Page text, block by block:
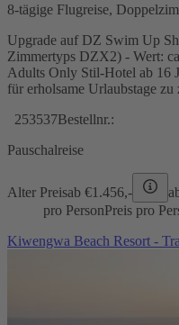
8-tägige Flugreise,
Upgrade auf DZ Swim Up
Zimmertyps DZX2) - Wert:
Adults Only Stil-Hotel ab 16
für erholsame Urlaubstage zu
253537Bestellnr.:
Pauschalreise
Alter Preisab €1.456,-
pro PersonPreis pro
Kiwengwa Beach Resort -